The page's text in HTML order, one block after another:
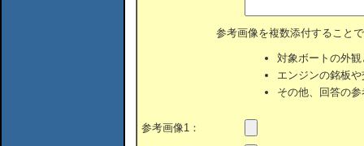
参考画像を複数添付すること
対象ボートの外
エンジンの銘板
その他、回答の
参考画像1：